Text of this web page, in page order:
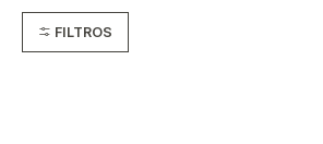
FILTROS